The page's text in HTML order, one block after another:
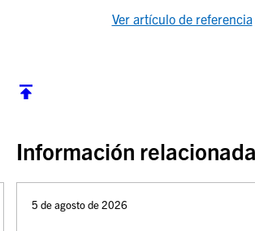
Ver artículo de referencia
Información relacionada
5 de agosto de 2026